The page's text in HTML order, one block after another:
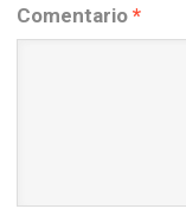
Comentario *